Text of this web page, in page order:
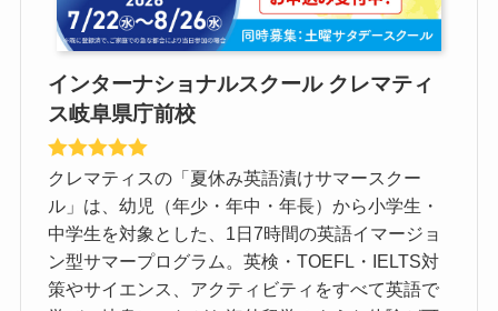
インターナショナルスクール クレマティ
ス岐阜県庁前校
クレマティスの「夏休み英語漬けサマースクー
ル」は、幼児（年少・年中・年長）から小学生・
中学生を対象とした、1日7時間の英語イマージョ
ン型サマープログラム。英検・TOEFL・IELTS対
策やサイエンス、アクティビティをすべて英語で